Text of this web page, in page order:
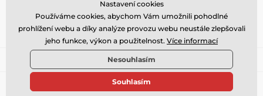
© 2026 www.hodinarstvi.cz ⦁ E-shop vytvořila SIMPLIA.cz
Nastavení cookies
Používáme cookies, abychom Vám umožnili pohodlné
prohlížení webu a díky analýze provozu webu neustále zlepšovali
jeho funkce, výkon a použitelnost. Více informací
Nesouhlasím
Souhlasím